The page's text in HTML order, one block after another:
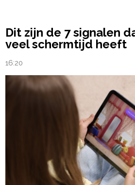
Dit zijn de 7 signalen
veel schermtijd heeft
16:20